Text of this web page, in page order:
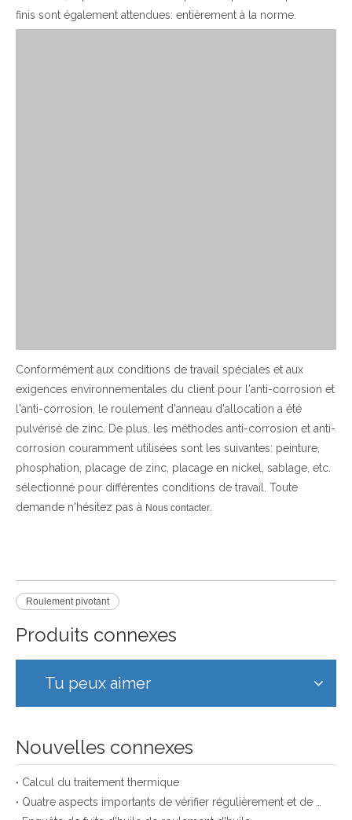
finis sont également attendues: entièrement à la norme.
Conformément aux conditions de travail spéciales et aux
exigences environnementales du client pour l'anti-corrosion et
l'anti-corrosion, le roulement d'anneau d'allocation a été
pulvérisé de zinc. De plus, les méthodes anti-corrosion et anti-
corrosion couramment utilisées sont les suivantes: peinture,
phosphation, placage de zinc, placage en nickel, sablage, etc.
sélectionné pour différentes conditions de travail. Toute
demande n'hésitez pas à Nous contacter
Roulement pivotant
Produits connexes
Tu peux aimer
Nouvelles connexes
Calcul du traitement thermique